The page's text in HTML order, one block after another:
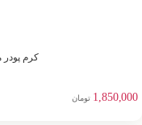
کرم پودر
1,850,000 تومان